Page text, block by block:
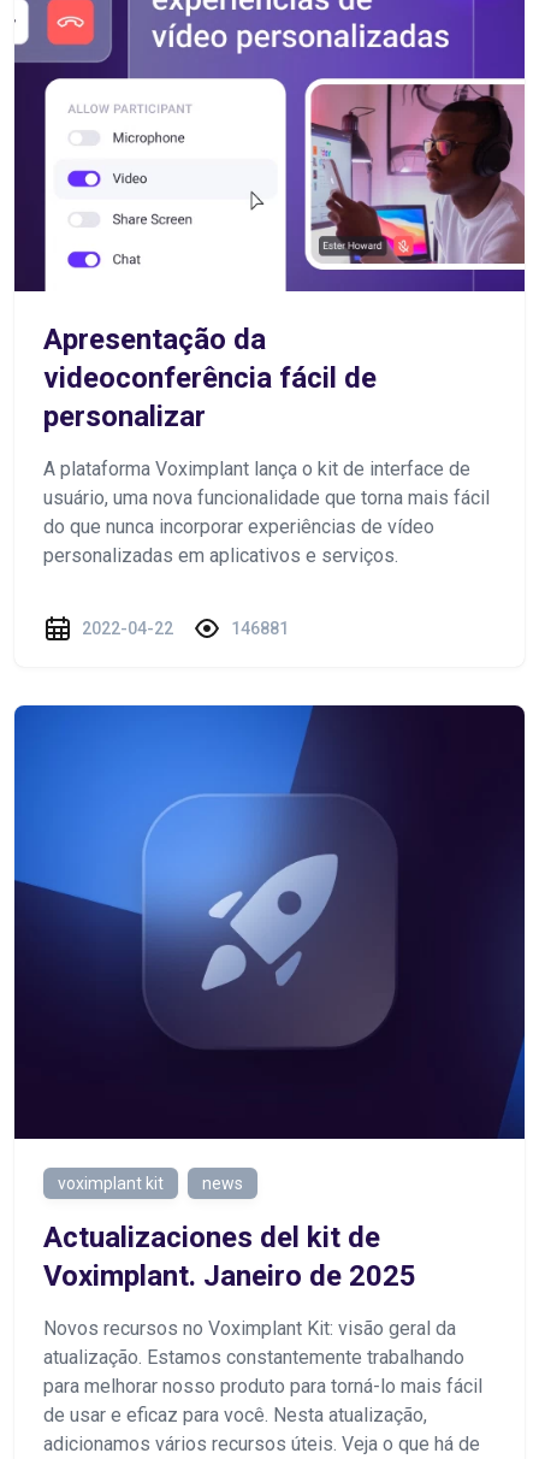
Apresentação da
videoconferência fácil de
personalizar
A plataforma Voximplant lança o kit de interface de
usuário, uma nova funcionalidade que torna mais fácil
do que nunca incorporar experiências de vídeo
personalizadas em aplicativos e serviços.
2022-04-22 146881
voximplant kit news
Actualizaciones del kit de
Voximplant. Janeiro de 2025
Novos recursos no Voximplant Kit: visão geral da
atualização. Estamos constantemente trabalhando
para melhorar nosso produto para torná-lo mais fácil
de usar e eficaz para você. Nesta atualização,
adicionamos vários recursos úteis. Veja o que há de